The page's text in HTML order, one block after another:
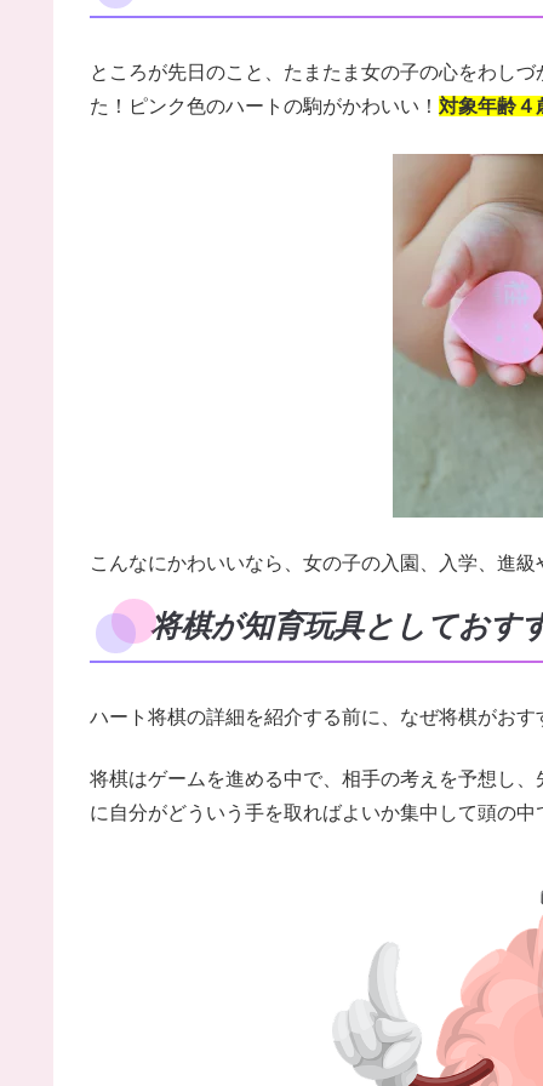
ところが先日のこと、たまたま女の子の心をわし
た！ピンク色のハートの駒がかわいい！ 対象年齢４
こんなにかわいいなら、女の子の入園、入学、進
将棋が知育玩具としておす
ハート将棋の詳細を紹介する前に、なぜ将棋がお
将棋はゲームを進める中で、相手の考えを予想し
に自分がどういう手を取ればよいか集中して頭の